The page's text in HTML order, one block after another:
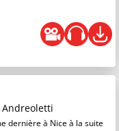
Andreoletti
dernière à Nice à la suite